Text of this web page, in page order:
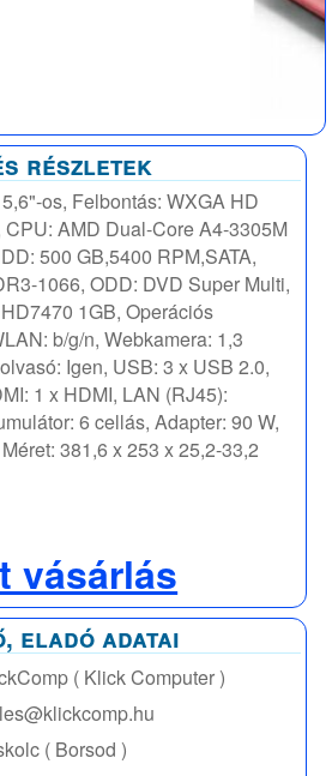
részletek
os, Felbontás: WXGA HD
AMD Dual-Core A4-3305M
500 GB,5400 RPM,SATA,
1066, ODD: DVD Super Multi,
1GB, Operációs
b/g/n, Webkamera: 1,3
Igen, USB: 3 x USB 2.0,
1 x HDMI, LAN (RJ45):
6 cellás, Adapter: 90 W,
381,6 x 253 x 25,2-33,2
vásárlás
eladó adatai
( Klick Computer )
( Borsod )